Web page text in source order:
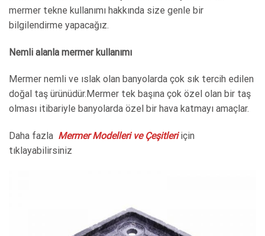
mermer tekne kullanımı hakkında size genle bir
bilgilendirme yapacağız.
Nemli alanla mermer kullanımı
Mermer nemli ve ıslak olan banyolarda çok sık tercih edilen
doğal taş ürünüdür.Mermer tek başına çok özel olan bir taş
olması itibariyle banyolarda özel bir hava katmayı amaçlar.
Daha fazla Mermer Modelleri ve Çeşitleri için
tıklayabilirsiniz